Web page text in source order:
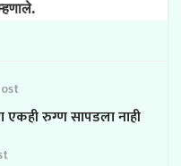
एकही रुग्ण सापडला नाही